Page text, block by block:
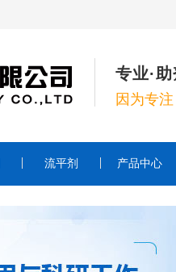
专业·
因为专
流平剂 产品中心